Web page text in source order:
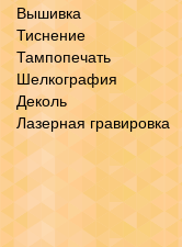
Вышивка
Тиснение
Тампопечать
Шелкография
Деколь
Лазерная гравировка